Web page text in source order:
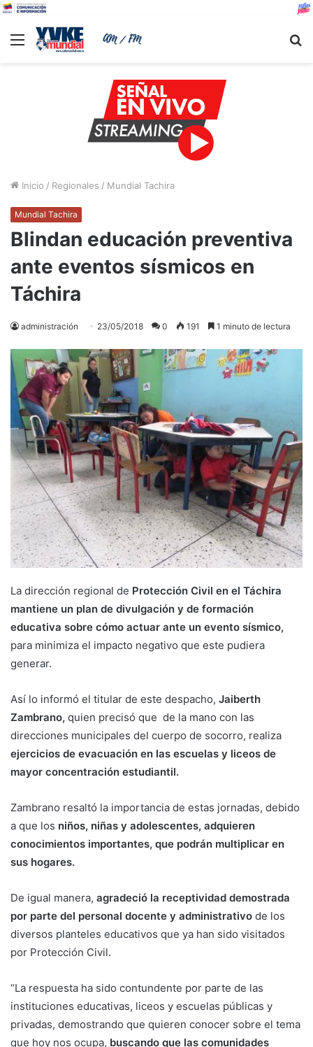
Menu
Inicio / Regionales / Mundial Tachira
Mundial Tachira
Blindan educación preventiva
ante eventos sísmicos en
Táchira
administración 23/05/2018 0 191 1 minuto de lectura
La dirección regional de Protección Civil en el Táchira
mantiene un plan de divulgación y de formación
educativa sobre cómo actuar ante un evento sísmico,
para minimiza el impacto negativo que este pudiera
generar.
Así lo informó el titular de este despacho, Jaiberth
Zambrano, quien precisó que de la mano con las
direcciones municipales del cuerpo de socorro, realiza
ejercicios de evacuación en las escuelas y liceos de
mayor concentración estudiantil.
Zambrano resaltó la importancia de estas jornadas, debido
a que los niños, niñas y adolescentes, adquieren
conocimientos importantes, que podrán multiplicar en
sus hogares.
De igual manera, agradeció la receptividad demostrada
por parte del personal docente y administrativo de los
diversos planteles educativos que ya han sido visitados
por Protección Civil.
“La respuesta ha sido contundente por parte de las
instituciones educativas, liceos y escuelas públicas y
privadas, demostrando que quieren conocer sobre el tema
que hoy nos ocupa, buscando que las comunidades